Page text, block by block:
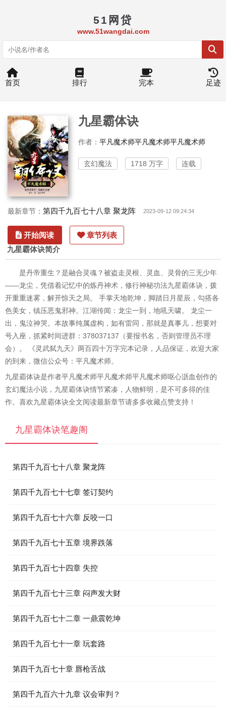
51网贷
www.51wangdai.com
首页 排行 完本 足迹
九星霸体诀
作者： 平凡魔术师平凡魔术师平凡魔术师
玄幻魔法 1718 万字 连载
最新章节： 第四千九百七十八章 聚龙阵 2023-09-12 09:24:34
开始阅读 章节列表
九星霸体诀简介
是丹帝重生？是融合灵魂？被盗走灵根、灵血、灵骨的三无少年
——龙尘，凭借着记忆中的炼丹神术，修行神秘功法九星霸体诀，拨
开重重迷雾，解开惊天之局。 手掌天地乾坤，脚踏日月星辰，勾搭各
色美女，镇压恶鬼邪神。江湖传闻：龙尘一到，地吼天啸。 龙尘一
出，鬼泣神哭。本故事纯属虚构，如有雷同，那就是真事儿，想要对
号入座，抓紧时间进群：378037137（要报书名，否则管理员不理
会）。 《灵武弑九天》两百四十万字完本记录，人品保证，欢迎大家
的到来，微信公众号：平凡魔术师。
九星霸体诀是作者平凡魔术师平凡魔术师平凡魔术师呕心沥血创作的
玄幻魔法小说，九星霸体诀情节紧凑，人物鲜明，是不可多得的佳
作。喜欢九星霸体诀全文阅读最新章节请多多收藏点赞支持！
九星霸体诀笔趣阁
第四千九百七十八章 聚龙阵
第四千九百七十七章 签订契约
第四千九百七十六章 反咬一口
第四千九百七十五章 境界跌落
第四千九百七十四章 失控
第四千九百七十三章 闷声发大财
第四千九百七十二章 一鼎震乾坤
第四千九百七十一章 玩套路
第四千九百七十章 唇枪舌战
第四千九百六十九章 议会审判？